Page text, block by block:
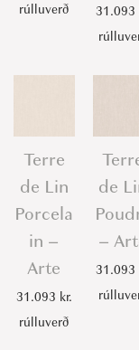
rúlluverð
31.093
Terre
de Lin
Porcela
in –
Arte
31.093 kr.
rúlluverð
de
–
31.093